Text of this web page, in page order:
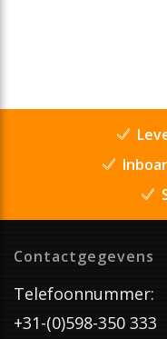
Contactgegevens
Telefoonnummer:
+31-(0)598-350 333